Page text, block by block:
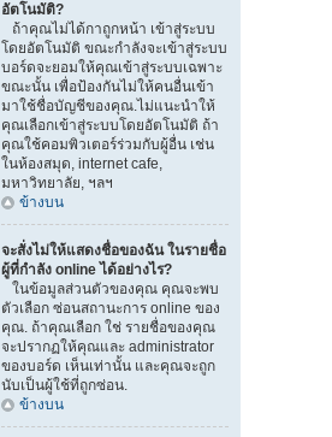
อัตโนมัติ?
ถ้าคุณไม่ได้กาถูกหน้า เข้าสู่ระบบ
โดยอัตโนมัติ ขณะกำลังจะเข้าสู่ระบบ
บอร์ดจะยอมให้คุณเข้าสู่ระบบเฉพาะ
ขณะนั้น เพื่อป้องกันไม่ให้คนอื่นเข้า
มาใช้ชื่อบัญชีของคุณ.ไม่แนะนำให้
คุณเลือกเข้าสู่ระบบโดยอัตโนมัติ ถ้า
คุณใช้คอมพิวเตอร์ร่วมกับผู้อื่น เช่น
ในห้องสมุด, internet cafe,
มหาวิทยาลัย, ฯลฯ
ข้างบน
จะสั่งไม่ให้แสดงชื่อของฉัน ในรายชื่อ
ผู้ที่กำลัง online ได้อย่างไร?
ในข้อมูลส่วนตัวของคุณ คุณจะพบ
ตัวเลือก ซ่อนสถานะการ online ของ
คุณ. ถ้าคุณเลือก ใช่ รายชื่อของคุณ
จะปรากฏให้คุณและ administrator
ของบอร์ด เห็นเท่านั้น และคุณจะถูก
นับเป็นผู้ใช้ที่ถูกซ่อน.
ข้างบน